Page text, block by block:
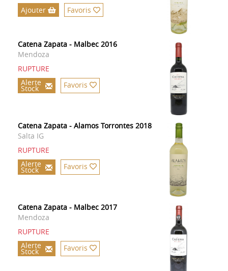
Ajouter Favoris
Catena Zapata - Malbec 2016
Mendoza
RUPTURE
Alerte
Stock Favoris
Catena Zapata - Alamos Torrontes 2018
Salta IG
RUPTURE
Alerte
Stock Favoris
Catena Zapata - Malbec 2017
Mendoza
RUPTURE
Alerte
Stock Favoris